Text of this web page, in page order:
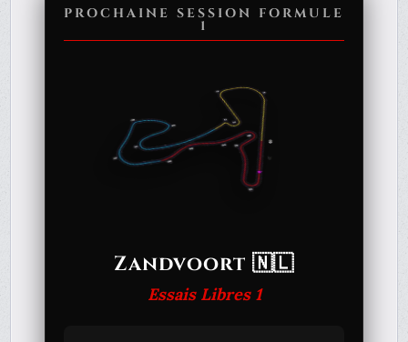
PROCHAINE SESSION FORMULE
1
Zandvoort 🇳🇱
Essais Libres 1